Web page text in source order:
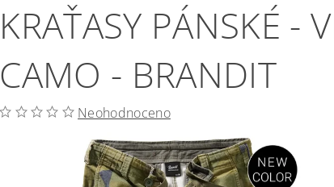
KRAŤASY PÁNSKÉ -
CAMO - BRANDIT
Neohodnoceno